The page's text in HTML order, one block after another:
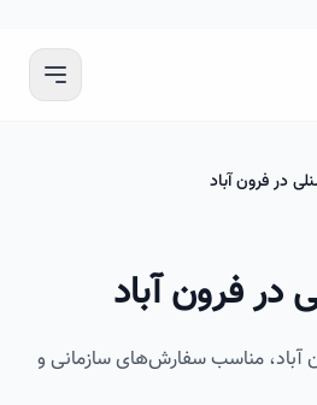
آباد
آباد
سفارش‌های سازمانی و